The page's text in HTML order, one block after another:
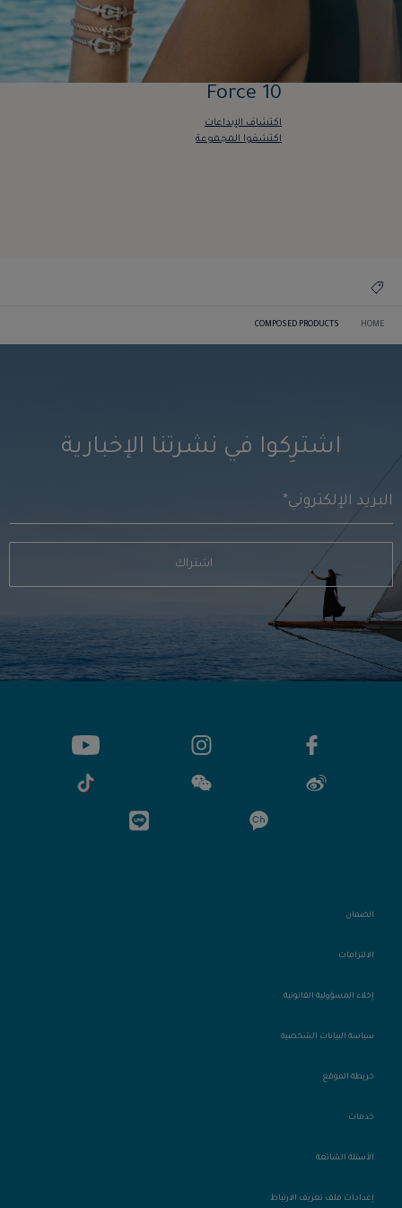
Force 10
اكتشاف الإبداعات
اكتشفوا المجموعة
HOME
COMPOSED PRODUCTS
اشترِكوا في نشرتنا الإخبارية
اشتراك
الضمان
الالتزامات
إخلاء المسؤولية القانونية
سياسة البيانات الشخصية
خريطة الموقع
خدمات
الأسئلة الشائعة
إعدادات ملف تعريف الارتباط